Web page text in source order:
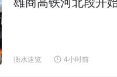
衡水速览 4小时前